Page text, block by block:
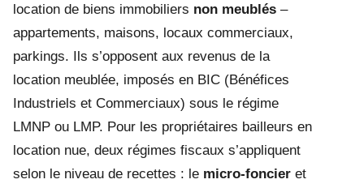
location de biens immobiliers non meublés –
appartements, maisons, locaux commerciaux,
parkings. Ils s’opposent aux revenus de la
location meublée, imposés en BIC (Bénéfices
Industriels et Commerciaux) sous le régime
LMNP ou LMP. Pour les propriétaires bailleurs en
location nue, deux régimes fiscaux s’appliquent
selon le niveau de recettes : le micro-foncier et